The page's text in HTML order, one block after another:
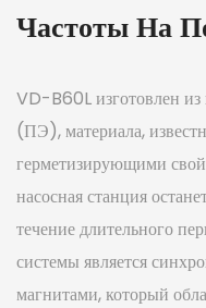
Частоты На
VD-B60L изготовлен из
(ПЭ), материала,
герметизирующими
насосная станция
течение длительного
системы является
магнитами, который